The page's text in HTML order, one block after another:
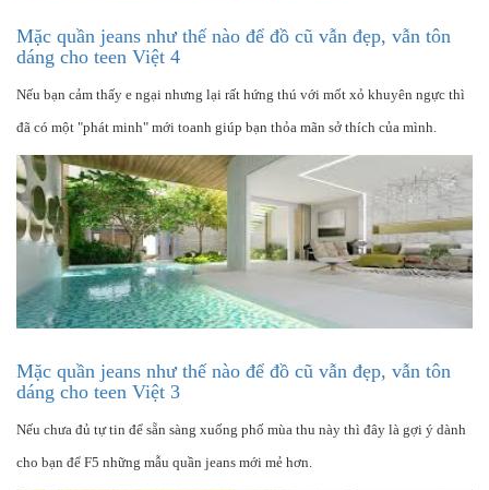
Mặc quần jeans như thế nào để đồ cũ vẫn đẹp, vẫn tôn
dáng cho teen Việt 4
Nếu bạn cảm thấy e ngại nhưng lại rất hứng thú với mốt xỏ khuyên ngực thì
đã có một "phát minh" mới toanh giúp bạn thỏa mãn sở thích của mình.
Mặc quần jeans như thế nào để đồ cũ vẫn đẹp, vẫn tôn
dáng cho teen Việt 3
Nếu chưa đủ tự tin để sẵn sàng xuống phố mùa thu này thì đây là gợi ý dành
cho bạn để F5 những mẫu quần jeans mới mẻ hơn.